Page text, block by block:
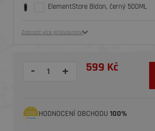
ElementStore Bidon, černý 500ML
Zobrazit více příslušenství
- + 599 Kč
HODNOCENÍ OBCHODU 100%